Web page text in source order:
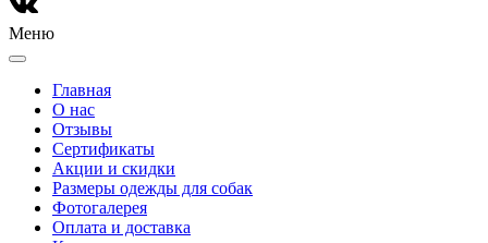
Меню
Главная
О нас
Отзывы
Сертификаты
Акции и скидки
Размеры одежды для собак
Фотогалерея
Оплата и доставка